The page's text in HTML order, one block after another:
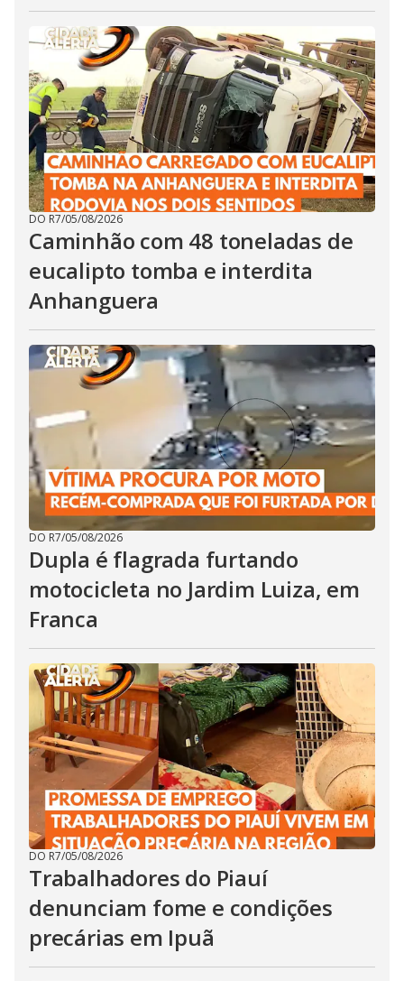
DO R7/05/08/2026
Caminhão com 48 toneladas de
eucalipto tomba e interdita
Anhanguera
DO R7/05/08/2026
Dupla é flagrada furtando
motocicleta no Jardim Luiza, em
Franca
DO R7/05/08/2026
Trabalhadores do Piauí
denunciam fome e condições
precárias em Ipuã